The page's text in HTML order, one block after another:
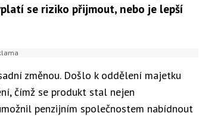
se riziko přijmout, nebo je lepší
změnou. Došlo k oddělení majetku
čímž se produkt stal nejen
penzijním společnostem nabídnout